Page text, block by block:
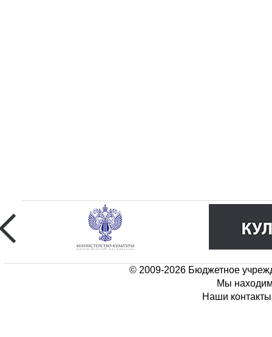
© 2009-2026 Бюджетное
Мы
Наши